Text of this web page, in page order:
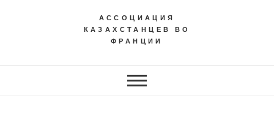
АССОЦИАЦИЯ
КАЗАХСТАНЦЕВ ВО
ФРАНЦИИ